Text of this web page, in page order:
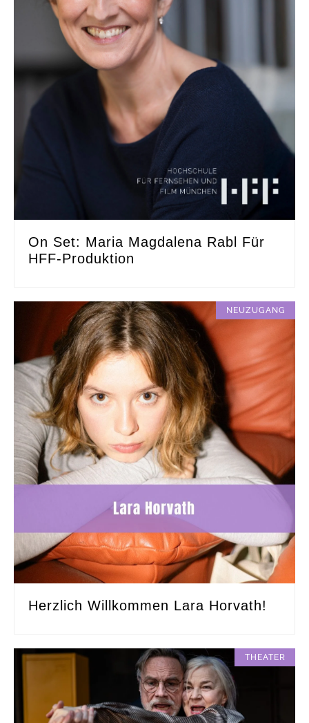
On Set: Maria Magdalena Rabl Für
HFF-Produktion
NEUZUGANG
Herzlich Willkommen Lara Horvath!
THEATER